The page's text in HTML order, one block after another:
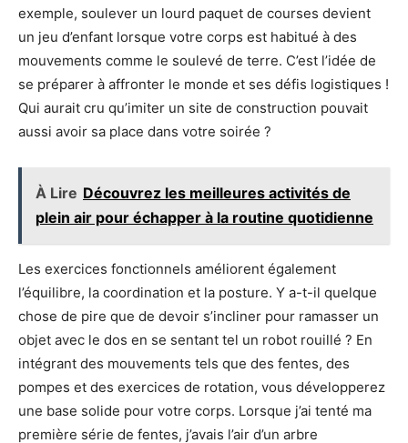
exemple, soulever un lourd paquet de courses devient
un jeu d’enfant lorsque votre corps est habitué à des
mouvements comme le soulevé de terre. C’est l’idée de
se préparer à affronter le monde et ses défis logistiques !
Qui aurait cru qu’imiter un site de construction pouvait
aussi avoir sa place dans votre soirée ?
À Lire Découvrez les meilleures activités de
plein air pour échapper à la routine quotidienne
Les exercices fonctionnels améliorent également
l’équilibre, la coordination et la posture. Y a-t-il quelque
chose de pire que de devoir s’incliner pour ramasser un
objet avec le dos en se sentant tel un robot rouillé ? En
intégrant des mouvements tels que des fentes, des
pompes et des exercices de rotation, vous développerez
une base solide pour votre corps. Lorsque j’ai tenté ma
première série de fentes, j’avais l’air d’un arbre